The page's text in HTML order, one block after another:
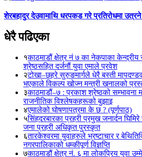
शेरबहादुर देउवामाथि धरपकड गरे प्रतिरोधमा
धेरै पढिएका
१काठमाडौं क्षेत्र नं ७ का नेकपाका केन्द्रीय
श्रेष्ठसहित दर्जनौं युवा एमाले प्रवेश
२टोखा–छहरे सुरुङमार्गले धेरै बस्ती
भएकाले विकल्प खोज्न मन्त्री खनालको
३काठमाडौं–७ : प्रकाश श्रेष्ठको सम्भावना
राजनीतिक विश्लेषकहरूको बुझाइ
४एमालेको घोषणापत्रमा के छ ? (पूर्णपाठ)
५सिंहदरबारका प्रहरी प्रमुख जनार्दन
जना प्रहरी अधिकृत पुरस्कृत
६तारकेश्वरमा युवाहरुले भ्रष्टाचार र
नगरपालिकाको धम्कीपूर्ण विज्ञप्ति
७काठमाडौं क्षेत्र नं. ६ मा लोकप्रिय युवा